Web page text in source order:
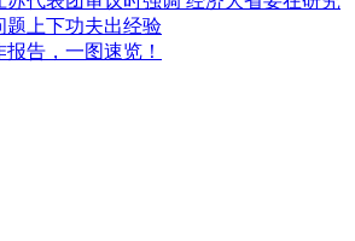
题上下功夫出经验
告，一图速览！